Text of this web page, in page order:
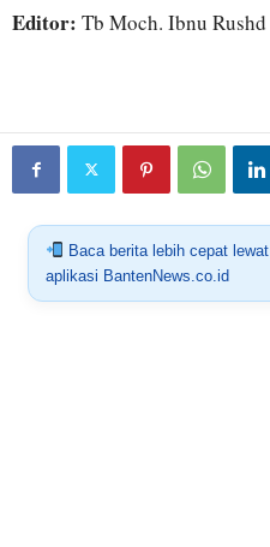
Editor: Tb Moch. Ibnu Rushd
Baca berita lebih cepat lewat
aplikasi BantenNews.co.id